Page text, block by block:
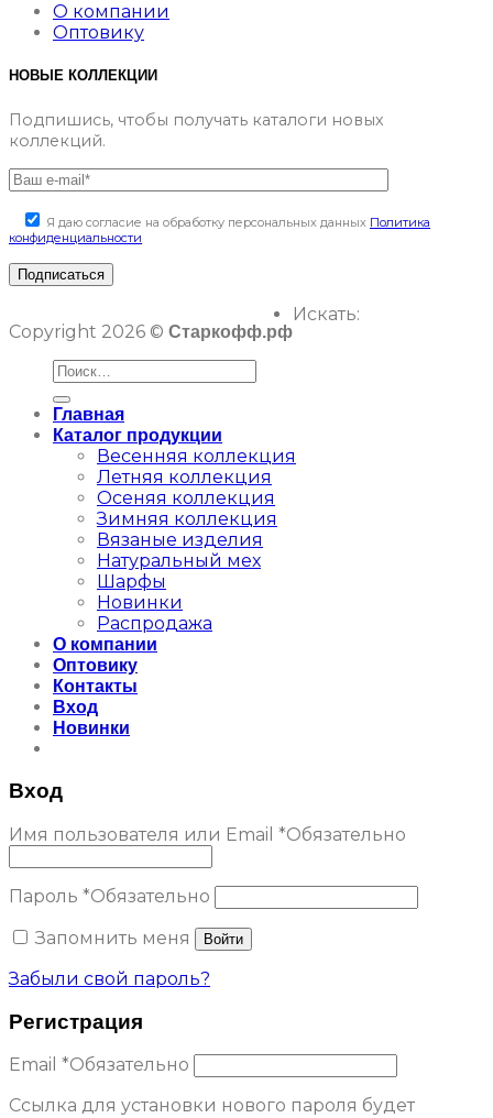
О компании
Оптовику
НОВЫЕ КОЛЛЕКЦИИ
Подпишись, чтобы получать каталоги новых
коллекций.
Я даю согласие на обработку персональных данных Политика
конфиденциальности
Copyright 2026 © Старкофф.рф
Искать:
Главная
Каталог продукции
Весенняя коллекция
Летняя коллекция
Осеняя коллекция
Зимняя коллекция
Вязаные изделия
Натуральный мех
Шарфы
Новинки
Распродажа
О компании
Оптовику
Контакты
Вход
Новинки
Вход
Имя пользователя или Email *Обязательно
Пароль *Обязательно
Запомнить меня
Войти
Забыли свой пароль?
Регистрация
Email *Обязательно
Ссылка для установки нового пароля будет